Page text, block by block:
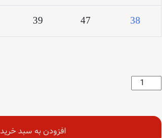
38
47
39
کرورایت
آبی
زاپدار
افزودن به سبد خرید